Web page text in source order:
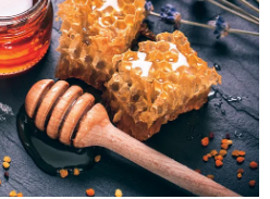
დავასრულე ეხლა
და როგორ მოვიქცეე
მიწერია